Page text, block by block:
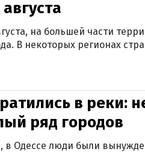
на большей части
В некоторых регионах
в реки:
ряд городов
в Одессе люди были